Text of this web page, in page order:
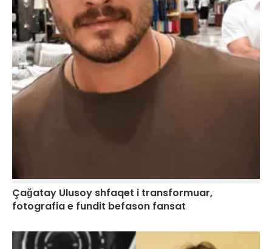
Çağatay Ulusoy shfaqet i transformuar,
fotografia e fundit befason fansat